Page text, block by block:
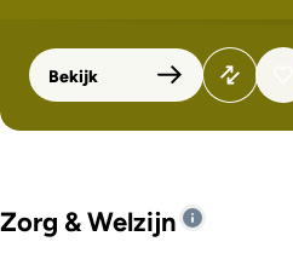
Bekijk
Zorg & Welzijn